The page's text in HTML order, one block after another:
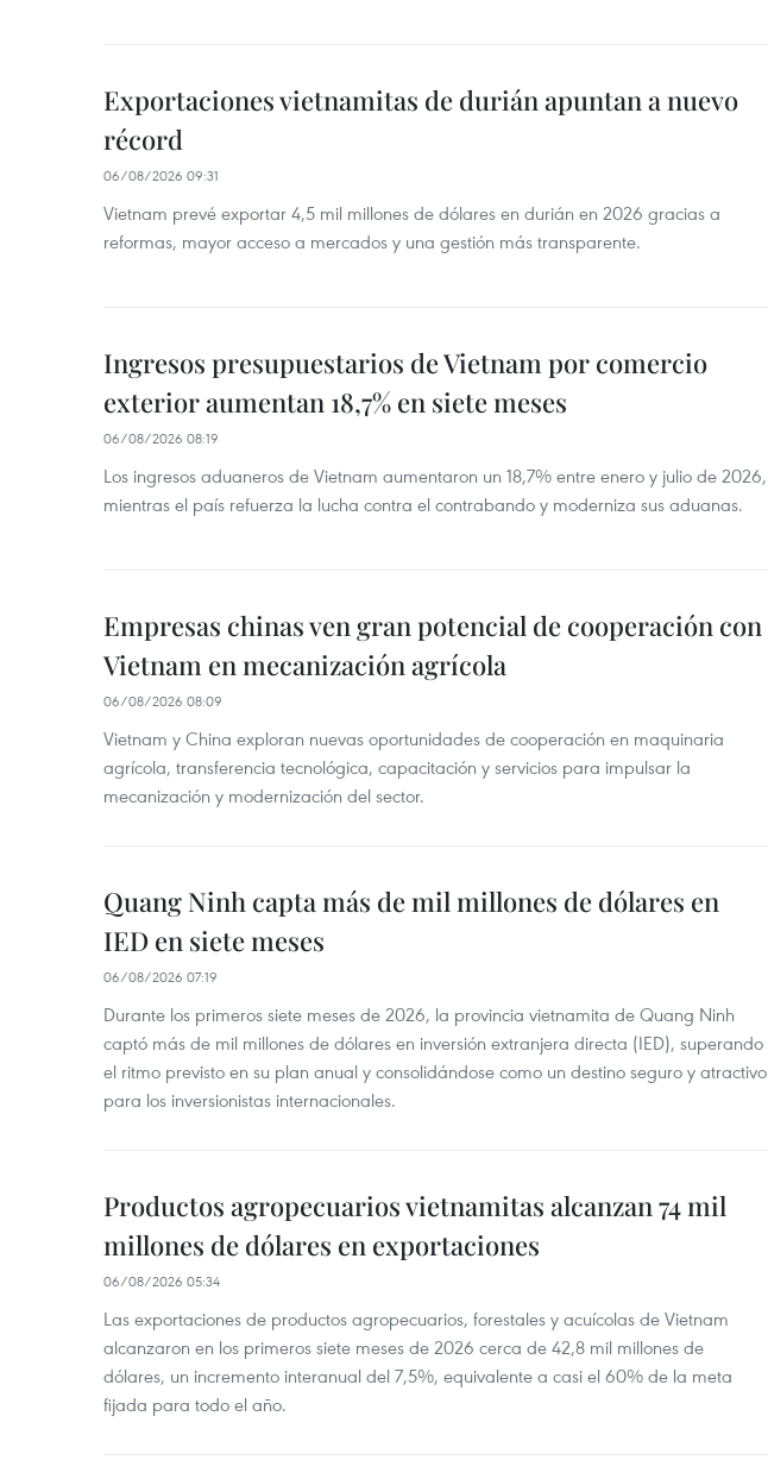
Exportaciones vietnamitas de durián apuntan a nuevo
récord
06/08/2026 09:31
Vietnam prevé exportar 4,5 mil millones de dólares en durián en 2026 gracias a
reformas, mayor acceso a mercados y una gestión más transparente.
Ingresos presupuestarios de Vietnam por comercio
exterior aumentan 18,7% en siete meses
06/08/2026 08:19
Los ingresos aduaneros de Vietnam aumentaron un 18,7% entre enero y julio de 2026,
mientras el país refuerza la lucha contra el contrabando y moderniza sus aduanas.
Empresas chinas ven gran potencial de cooperación con
Vietnam en mecanización agrícola
06/08/2026 08:09
Vietnam y China exploran nuevas oportunidades de cooperación en maquinaria
agrícola, transferencia tecnológica, capacitación y servicios para impulsar la
mecanización y modernización del sector.
Quang Ninh capta más de mil millones de dólares en
IED en siete meses
06/08/2026 07:19
Durante los primeros siete meses de 2026, la provincia vietnamita de Quang Ninh
captó más de mil millones de dólares en inversión extranjera directa (IED), superando
el ritmo previsto en su plan anual y consolidándose como un destino seguro y atractivo
para los inversionistas internacionales.
Productos agropecuarios vietnamitas alcanzan 74 mil
millones de dólares en exportaciones
06/08/2026 05:34
Las exportaciones de productos agropecuarios, forestales y acuícolas de Vietnam
alcanzaron en los primeros siete meses de 2026 cerca de 42,8 mil millones de
dólares, un incremento interanual del 7,5%, equivalente a casi el 60% de la meta
fijada para todo el año.